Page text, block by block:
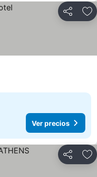
Compartir
Ver precios
Compartir